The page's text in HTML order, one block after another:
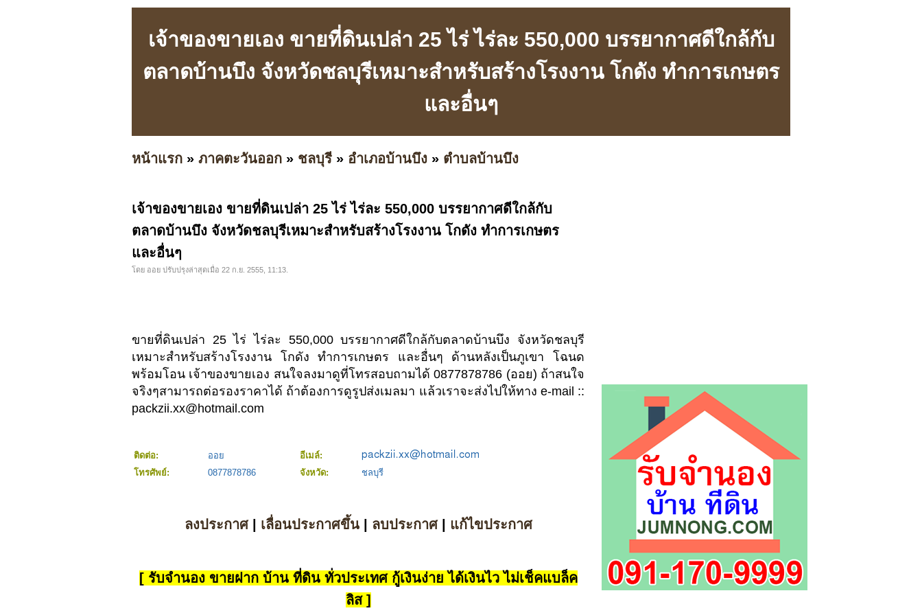
เจ้าของขายเอง ขายที่ดินเปล่า 25 ไร่ ไร่ละ 550,000 บรรยากาศดีใกล้กับ
ตลาดบ้านบึง จังหวัดชลบุรีเหมาะสำหรับสร้างโรงงาน โกดัง ทำการเกษตร
และอื่นๆ
หน้าแรก » ภาคตะวันออก » ชลบุรี » อำเภอบ้านบึง » ตำบลบ้านบึง
เจ้าของขายเอง ขายที่ดินเปล่า 25 ไร่ ไร่ละ 550,000 บรรยากาศดีใกล้กับ
ตลาดบ้านบึง จังหวัดชลบุรีเหมาะสำหรับสร้างโรงงาน โกดัง ทำการเกษตร
และอื่นๆ
โดย ออย ปรับปรุงล่าสุดเมื่อ 22 ก.ย. 2555, 11:13.
ขายที่ดินเปล่า 25 ไร่ ไร่ละ 550,000 บรรยากาศดีใกล้กับตลาดบ้านบึง จังหวัดชลบุรี
เหมาะสำหรับสร้างโรงงาน โกดัง ทำการเกษตร และอื่นๆ ด้านหลังเป็นภูเขา โฉนด
พร้อมโอน เจ้าของขายเอง สนใจลงมาดูที่โทรสอบถามได้ 0877878786 (ออย) ถ้าสนใจ
จริงๆสามารถต่อรองราคาได้ ถ้าต้องการดูรูปส่งเมลมา แล้วเราจะส่งไปให้ทาง e-mail ::
packzii.xx@hotmail.com
ติดต่อ: ออย
อีเมล์:
โทรศัพย์:
0877878786 จังหวัด: ชลบุรี
ลงประกาศ| เลื่อนประกาศขึ้น| ลบประกาศ| แก้ไขประกาศ
[ รับจำนอง ขายฝาก บ้าน ที่ดิน ทั่วประเทศ กู้เงินง่าย ได้เงินไว ไม่เช็คแบล็ค
ลิส ]